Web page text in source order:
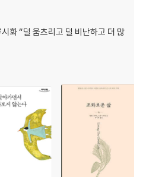
| 후아니타 센테노
머스 반야시아
| 홀로 서 있는 늑대
바즈호누다
지 | 이로쿼이 인디언 선언문
브루키 크레이그
화 “덜 움츠리고 덜 비난하고 더 많